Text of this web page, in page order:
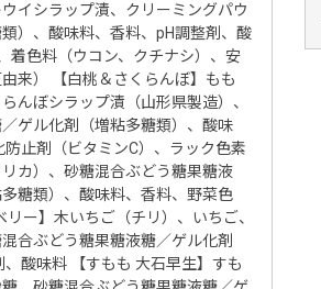
イシラップ漬、クリーミングパウ
）、酸味料、香料、pH調整剤、酸
着色料（ウコン、クチナシ）、安
来） 【白桃＆さくらんぼ】もも
んぼシラップ漬（山形県製造）、
ゲル化剤（増粘多糖類）、酸味
止剤（ビタミンC）、ラック色素
リカ）、砂糖混合ぶどう糖果糖液
糖類）、酸味料、香料、野菜色
ー】木いちご（チリ）、いちご、
合ぶどう糖果糖液糖／ゲル化剤
、酸味料 【すもも 大石早生】すも